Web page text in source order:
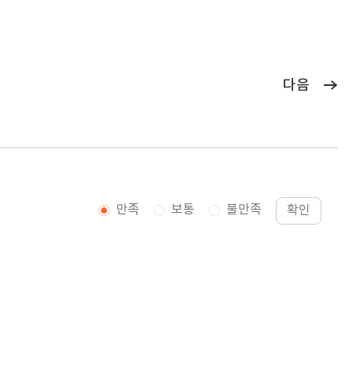
다음
만족 보통 불만족 확인